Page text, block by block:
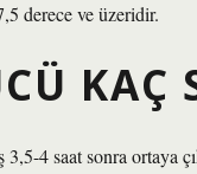
derece ve üzeridir.
KAÇ
4 saat sonra ortaya